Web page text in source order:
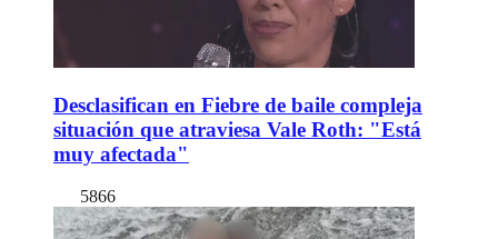
Desclasifican en Fiebre de baile compleja
situación que atraviesa Vale Roth: "Está
muy afectada"
5866